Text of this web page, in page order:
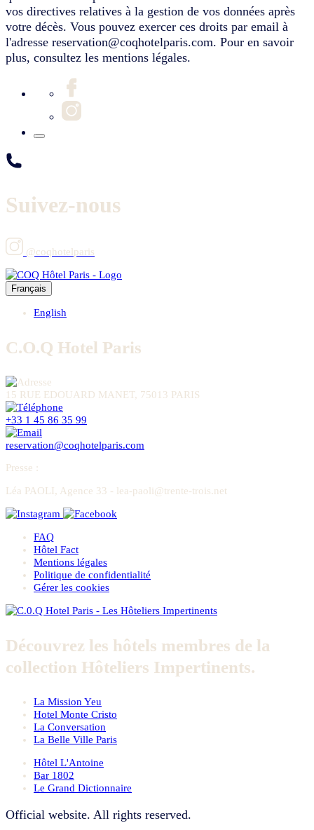
vos directives relatives à la gestion de vos données après
votre décès. Vous pouvez exercer ces droits par email à
l'adresse reservation@coqhotelparis.com. Pour en savoir
plus, consultez les mentions légales.
Suivez-nous
@coqhotelparis
Français
English
C.O.Q Hotel Paris
15 RUE EDOUARD MANET, 75013 PARIS
+33 1 45 86 35 99
reservation@coqhotelparis.com
Presse :
Léa PAOLI, Agence 33 - lea-paoli@trente-trois.net
FAQ
Hôtel Fact
Mentions légales
Politique de confidentialité
Gérer les cookies
Découvrez les hôtels membres de la
collection Hôteliers Impertinents.
La Mission Yeu
Hotel Monte Cristo
La Conversation
La Belle Ville Paris
Hôtel L'Antoine
Bar 1802
Le Grand Dictionnaire
Official website. All rights reserved.